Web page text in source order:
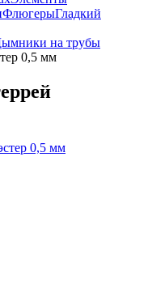
ФлюгерыГладкий
на трубы
0,5 мм